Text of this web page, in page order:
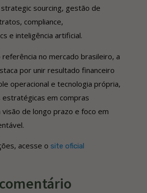
sourcing, gestão de
compliance,
e inteligência artificial.
referência no mercado brasileiro, a
por unir resultado financeiro
operacional e tecnologia própria,
estratégicas em compras
visão de longo prazo e foco em
acesse o site oficial